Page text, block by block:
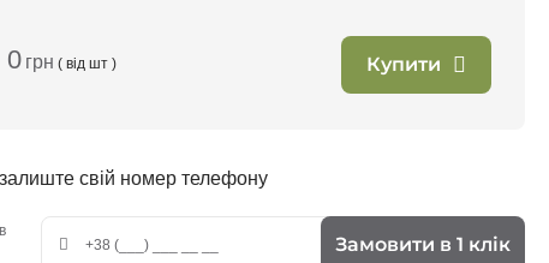
0 грн ( від шт ) Купити
свій номер телефону
Замовити в 1 клік